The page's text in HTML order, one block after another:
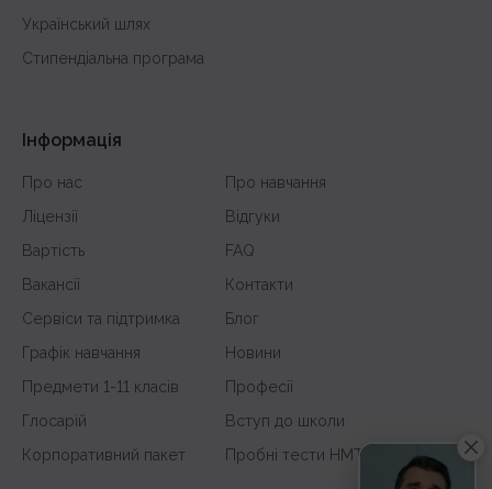
Український шлях
Стипендіальна програма
Інформація
Про нас
Про навчання
Ліцензії
Відгуки
Вартість
FAQ
Вакансії
Контакти
Сервіси та підтримка
Блог
Графік навчання
Новини
Предмети 1-11 класів
Професії
Глосарій
Вступ до школи
Корпоративний пакет
Пробні тести НМТ